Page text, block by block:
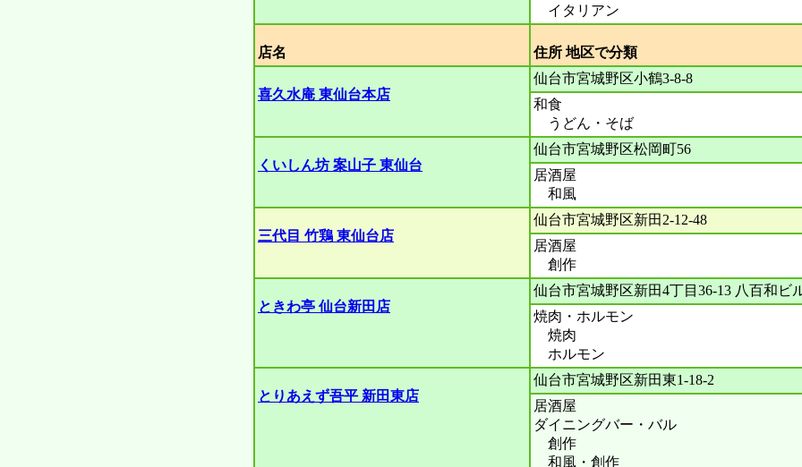
イタリアン
店名 住所 地区で分
喜久水庵 東仙台本店
仙台市宮城野区小鶴3-8-8
和食
うどん・そば
くいしん坊 案山子 東仙台
仙台市宮城野区松岡町56
居酒屋
和風
三代目 竹鶏 東仙台店
仙台市宮城野区新田2-12-48
居酒屋
創作
ときわ亭 仙台新田店
仙台市宮城野区新田4丁目36-13 八百和ビ
焼肉・ホルモン
焼肉
ホルモン
とりあえず吾平 新田東店
仙台市宮城野区新田東1-18-2
居酒屋
ダイニングバー・バル
創作
和風・創作